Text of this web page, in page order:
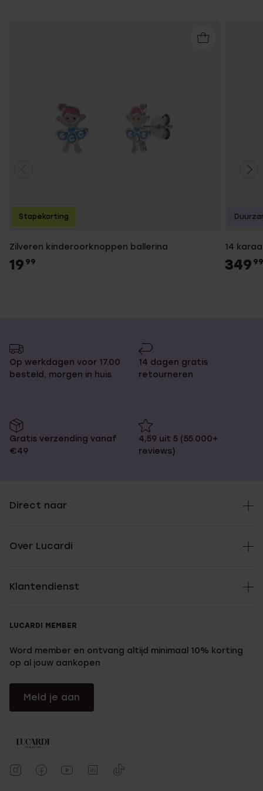
Zilveren kinderoorknoppen ballerina
19 99
Stapekorting
14
349 99
Op werkdagen voor 17.00
besteld, morgen in huis
14 dagen gratis
retourneren
Gratis verzending vanaf
€49
4,59 uit 5 (55.000+
reviews)
Direct naar
Over Lucardi
Klantendienst
LUCARDI MEMBER
Word member en ontvang altijd minimaal 10% korting
op al jouw aankopen
Meld je aan